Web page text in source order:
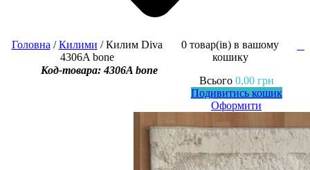
0 товар(ів) в вашому
кошику
Всього 0,00 грн
Подивитись кошик
Оформити
Головна /Килими / Килим Diva
4306A bone
Код-товара: 4306A bone